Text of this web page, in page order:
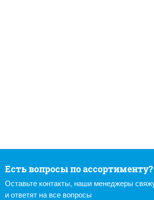
Есть вопросы по ассортименту?
Оставьте контакты, наши менеджеры
и ответят на все вопросы